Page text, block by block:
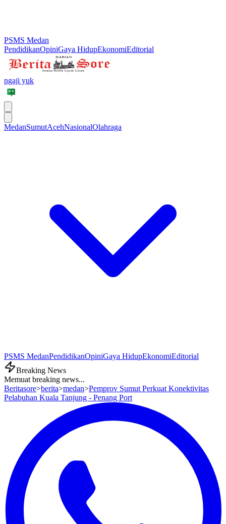
PSMS Medan
PendidikanOpiniGaya HidupEkonomiEditorial
ngaji yuk
MedanSumutAcehNasionalOlahraga
PSMS MedanPendidikanOpiniGaya HidupEkonomiEditorial
Breaking News
Memuat breaking news...
Beritasore>berita>medan>Pemprov Sumut Perkuat Konektivitas
Pelabuhan Kuala Tanjung - Penang Port